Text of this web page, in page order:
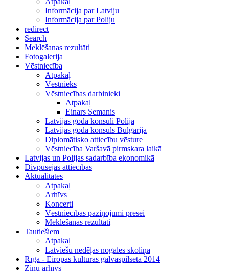
Informācija par Latviju
Informācija par Poliju
redirect
Search
Meklēšanas rezultāti
Fotogalerija
Vēstniecība
Atpakaļ
Vēstnieks
Vēstniecības darbinieki
Atpakaļ
Einars Semanis
Latvijas goda konsuli Polijā
Latvijas goda konsuls Bulgārijā
Diplomātisko attiecību vēsture
Vēstniecība Varšavā pirmskara laikā
Latvijas un Polijas sadarbība ekonomikā
Divpusējās attiecības
Aktualitātes
Atpakaļ
Arhīvs
Koncerti
Vēstniecības paziņojumi presei
Meklēšanas rezultāti
Tautiešiem
Atpakaļ
Latviešu nedēļas nogales skoliņa
Rīga - Eiropas kultūras galvaspilsēta 2014
Ziņu arhīvs